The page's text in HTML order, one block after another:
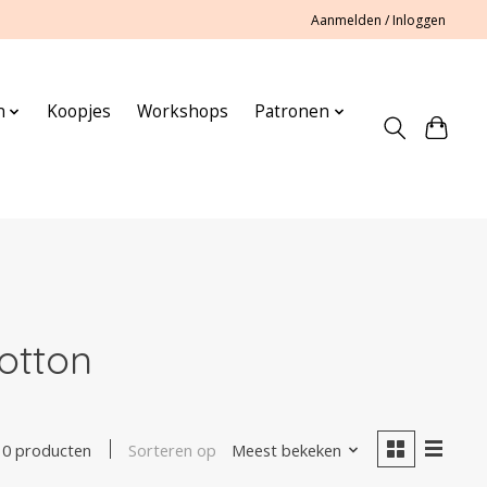
Aanmelden / Inloggen
Koopjes Workshops
Patronen
0 producten Sorteren op Meest bekeken